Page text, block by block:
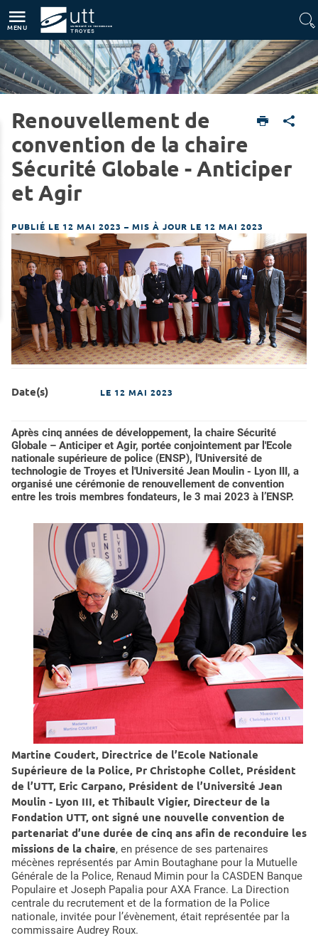
MENU
Home UTT
Renouvellement de
convention de la chaire
Sécurité Globale - Anticiper
et Agir
PUBLIÉ LE 12 MAI 2023 – MIS À JOUR LE 12 MAI 2023
Date(s) LE 12 MAI 2023
Après cinq années de développement, la chaire Sécurité
Globale – Anticiper et Agir, portée conjointement par l'Ecole
nationale supérieure de police (ENSP), l'Université de
technologie de Troyes et l'Université Jean Moulin - Lyon III, a
organisé une cérémonie de renouvellement de convention
entre les trois membres fondateurs, le 3 mai 2023 à l’ENSP.
Martine Coudert, Directrice de l’Ecole Nationale
Supérieure de la Police, Pr Christophe Collet, Président
de l’UTT, Eric Carpano, Président de l’Université Jean
Moulin - Lyon III, et Thibault Vigier, Directeur de la
Fondation UTT, ont signé une nouvelle convention de
partenariat d’une durée de cinq ans afin de reconduire les
missions de la chaire, en présence de ses partenaires
mécènes représentés par Amin Boutaghane pour la Mutuelle
Générale de la Police, Renaud Mimin pour la CASDEN Banque
Populaire et Joseph Papalia pour AXA France. La Direction
centrale du recrutement et de la formation de la Police
nationale, invitée pour l’évènement, était représentée par la
commissaire Audrey Roux.